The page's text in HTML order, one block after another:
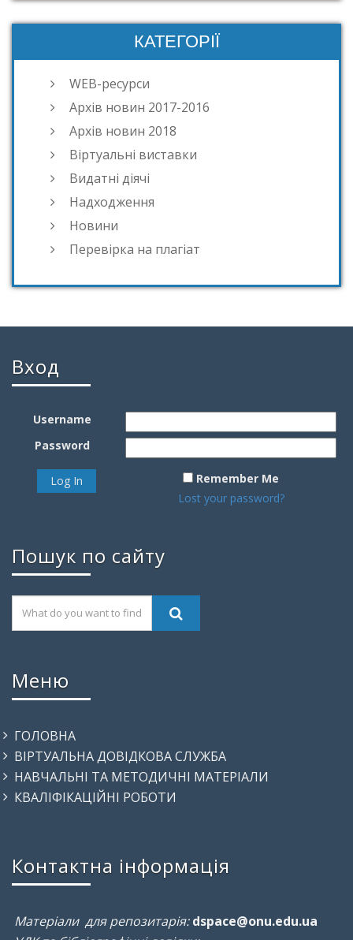
КАТЕГОРІЇ
WEB-ресурси
Архів новин 2017-2016
Архів новин 2018
Віртуальні виставки
Видатні діячі
Надходження
Новини
Перевірка на плагіат
Вход
Username
Password
Remember Me
Lost your password?
Пошук по сайту
Меню
ГОЛОВНА
ВІРТУАЛЬНА ДОВІДКОВА СЛУЖБА
НАВЧАЛЬНІ ТА МЕТОДИЧНІ МАТЕРІАЛИ
КВАЛІФІКАЦІЙНІ РОБОТИ
Контактна інформація
Матеріали для репозитарія: dspace@onu.edu.ua